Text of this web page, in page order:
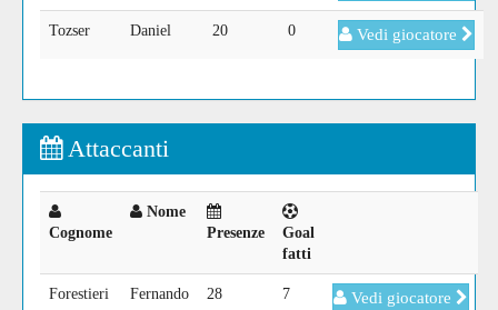
Tozser Daniel 20 0 Vedi giocatore
Attaccanti
Cognome
Nome
Presenze
Goal
fatti
Forestieri Fernando 28 7 Vedi giocatore